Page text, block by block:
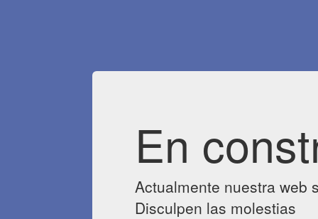
En
Actualmente nuestra web
Disculpen las molestias